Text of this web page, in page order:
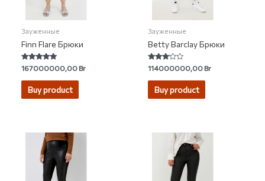
Зауженные
Finn Flare Брюки
Rated
4.75
out of 5
167000000,00Br
Buy product
Зауженные
Betty Barclay Брюки
Rated
3.00
out of 5
114000000,00Br
Buy product